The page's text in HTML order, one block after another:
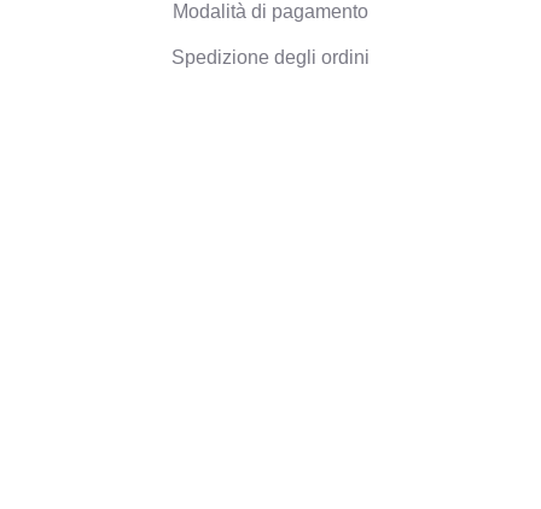
Modalità di pagamento
Spedizione degli ordini